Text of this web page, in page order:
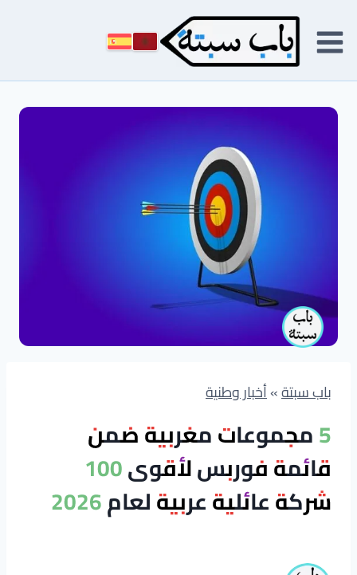
إلى
المحتوى
باب سبتة»أخبار وطنية
5 مجموعات مغربية ضمن
قائمة فوربس لأقوى 100
شركة عائلية عربية لعام 2026